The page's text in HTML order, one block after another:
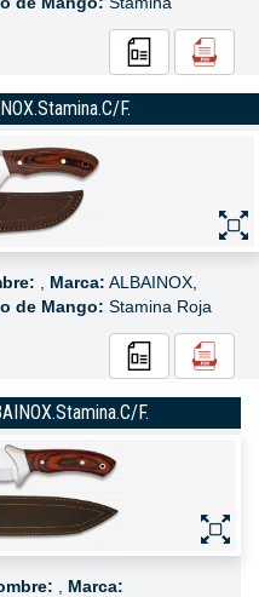
F.
Marca: ALBAINOX,
de Mango: Stamina Roja
F.
Marca: